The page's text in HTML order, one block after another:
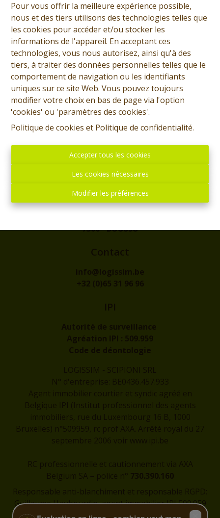
Pour vous offrir la meilleure expérience possible,
nous et des tiers utilisons des technologies telles que
les cookies pour accéder et/ou stocker les
informations de l'appareil. En acceptant ces
technologies, vous nous autorisez, ainsi qu'à des
tiers, à traiter des données personnelles telles que le
comportement de navigation ou les identifiants
uniques sur ce site Web. Vous pouvez toujours
modifier votre choix en bas de page via l'option
'cookies' ou 'paramètres des cookies'.
Politique de cookies et Politique de confidentialité.
Accepter tous les cookies
Les cookies nécessaires
Modifier les préférences
À partir de € 250.000
4 1 182 m²
Adresse
7300 - BOUSSU
Contact
info@logissim.be
+32 (0)65 31 96 96
IPI
Autorité de surveillance
Agréation IPI : 509.959
Code de déontologie
LOGISSIM - SCIPIONI SRL
N° d'entreprise: BE0436.457.933
Agent immobilier courtier et syndic agréé en
Belgique IPI (Institut professionnel des agents
immobiliers, rue du Luxembourg 16 B, 1000
Bruxelles) n°509959, rc prof AXA. Arrêté royal du 27
septembre 2006 voir www.ipi.be
RC professionnelle et cautionnement via AXA
Belgium SA – police n° 730.390.160
Responsable anti-blanchiment et responsable RGPD:
Guillaume Haubourdin, agent immobilier IPI 509.959
-guillaume@logissim.be